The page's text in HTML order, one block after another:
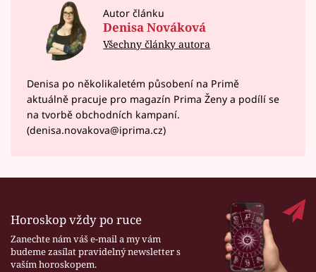
Autor článku
Denisa Nováková
Všechny články autora
Denisa po několikaletém působení na Primě
aktuálně pracuje pro magazín Prima Ženy a podílí se
na tvorbě obchodních kampaní.
(denisa.novakova@iprima.cz)
Horoskop vždy po ruce
Zanechte nám váš e-mail a my vám
budeme zasílat pravidelný newsletter s
vaším horoskopem.